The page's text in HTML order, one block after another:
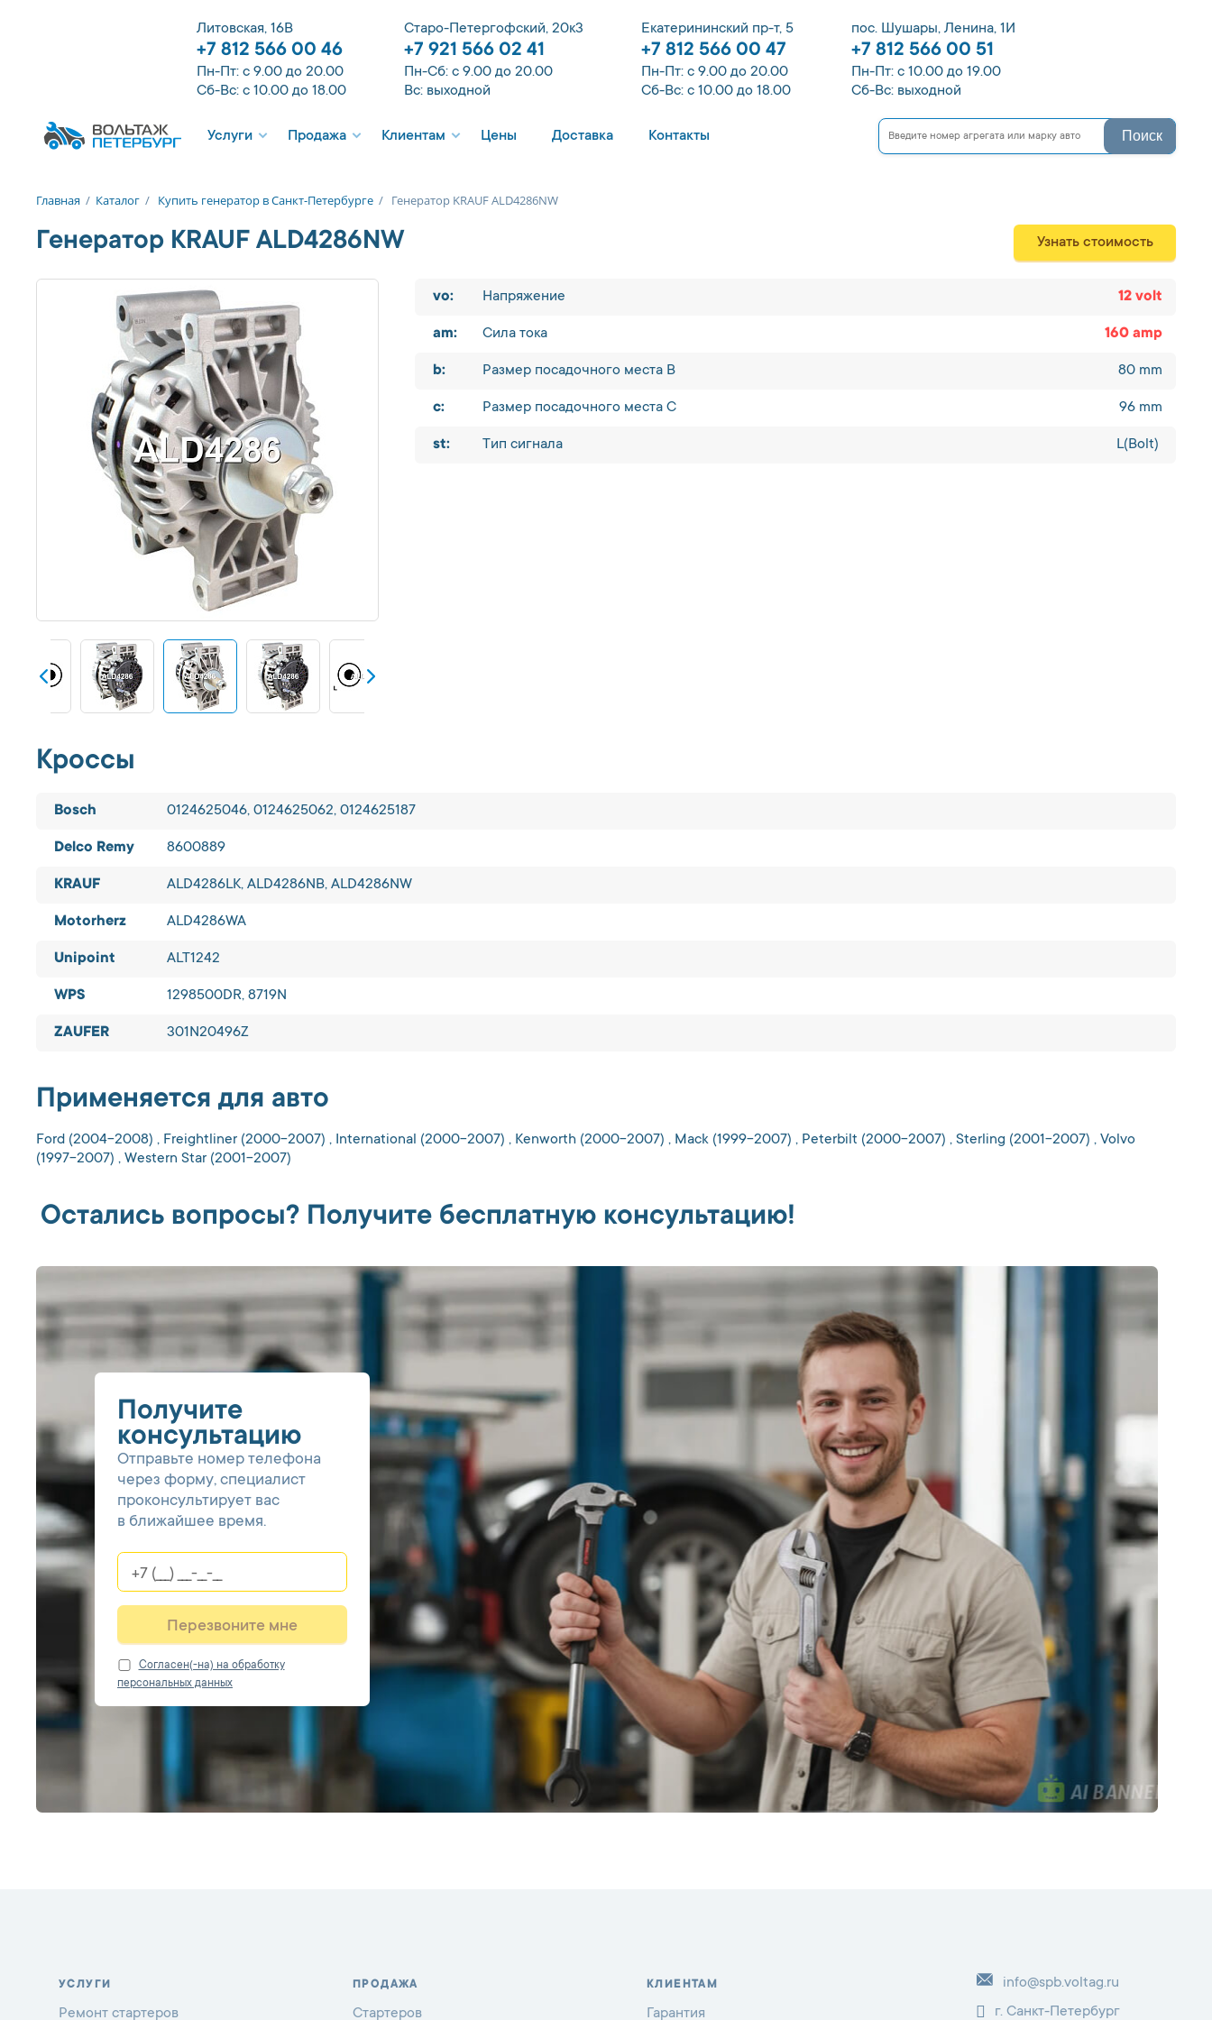
Литовская, 16В
+7 812 566 00 46
Пн-Пт: с 9.00 до 20.00
Сб-Вс: с 10.00 до 18.00
Старо-Петергофский, 20к3
+7 921 566 02 41
Пн-Сб: с 9.00 до 20.00
Вс: выходной
Екатерининский пр-т, 5
+7 812 566 00 47
Пн-Пт: с 9.00 до 20.00
Сб-Вс: с 10.00 до 18.00
пос. Шушары, Ленина, 1И
+7 812 566 00 51
Пн-Пт: с 10.00 до 19.00
Сб-Вс: выходной
Услуги Продажа Клиентам Цены Доставка Контакты Поиск
Главная / Каталог / Купить генератор в Санкт-Петербурге / Генератор KRAUF ALD4286NW
Генератор KRAUF ALD4286NW Узнать стоимость
vo: Напряжение 12 volt
am: Сила тока 160 amp
b: Размер посадочного места B 80 mm
c: Размер посадочного места C 96 mm
st: Тип сигнала L(Bolt)
Кроссы
Bosch 0124625046, 0124625062, 0124625187
Delco Remy 8600889
KRAUF ALD4286LK, ALD4286NB, ALD4286NW
Motorherz ALD4286WA
Unipoint ALT1242
WPS 1298500DR, 8719N
ZAUFER 301N20496Z
Применяется для авто
Ford (2004-2008) , Freightliner (2000-2007) , International (2000-2007) , Kenworth (2000-2007) , Mack (1999-2007) , Peterbilt (2000-2007) , Sterling (2001-2007) , Volvo
(1997-2007) , Western Star (2001-2007)
Остались вопросы? Получите бесплатную консультацию!
Получите
консультацию
Отправьте номер телефона
через форму, специалист
проконсультирует вас
в ближайшее время.
Перезвоните мне
Cогласен(-на) на обработку
персональных данных
УСЛУГИ
Ремонт стартеров
ПРОДАЖА
Стартеров
КЛИЕНТАМ
Гарантия
info@spb.voltag.ru
г. Санкт-Петербург